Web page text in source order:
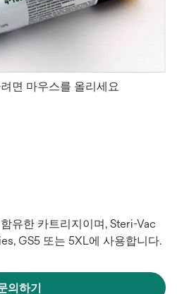
면 마우스를 올리세요
유한 카트리지이며, Steri-Vac
GS5 또는 5XL에 사용합니다.
의하기